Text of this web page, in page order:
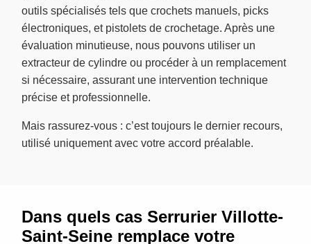
outils spécialisés tels que crochets manuels, picks
électroniques, et pistolets de crochetage. Après une
évaluation minutieuse, nous pouvons utiliser un
extracteur de cylindre ou procéder à un remplacement
si nécessaire, assurant une intervention technique
précise et professionnelle.
Mais rassurez-vous : c’est toujours le dernier recours,
utilisé uniquement avec votre accord préalable.
Dans quels cas Serrurier Villotte-
Saint-Seine remplace votre